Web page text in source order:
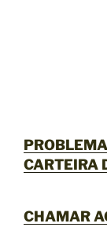
CARTEIRA
CHAMAR